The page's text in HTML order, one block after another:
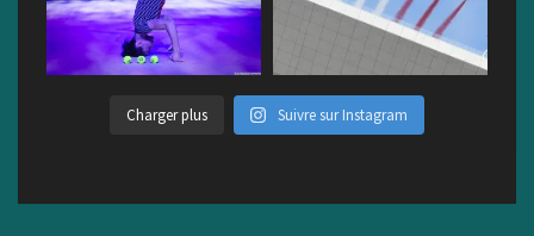
Charger plus Suivre sur Instagram